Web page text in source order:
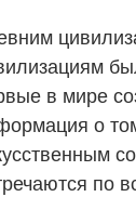
в мире
о
по